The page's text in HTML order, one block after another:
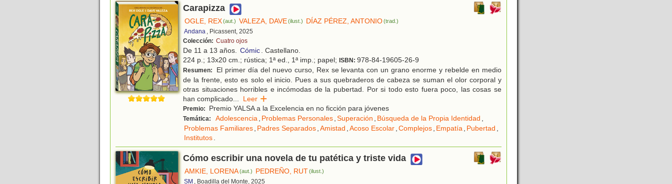
Carapizza
OGLE, REX(aut.) VALEZA, DAVE(ilust.) DÍAZ PÉREZ, ANTONIO (trad.)
Andana , Picassent, 2025
Colección: Cuatro ojos
De 11 a 13 años. Cómic. Castellano.
224 p.; 13x20 cm.; rústica; 1ª ed., 1ª imp.; papel; ISBN: 978-84-19605-26-9
Resumen:
El primer día del nuevo curso, Rex se levanta con un grano enorme y rebelde en medio
de la frente, esto es solo el inicio. Pues a sus quebraderos de cabeza se suman el olor corporal y
otras situaciones horribles e incómodas de la pubertad. Por si todo esto fuera poco, las cosas se
han complicado... Leer
Premio: Premio YALSA a la Excelencia en no ficción para jóvenes
Temática: Adolescencia, Problemas Personales,Superación , Búsqueda de la Propia Identidad ,
Problemas Familiares, Padres Separados,Amistad ,Acoso Escolar,Complejos, Empatía, Pubertad ,
Institutos.
Cómo escribir una novela de tu patética y triste vida
AMKIE, LORENA(aut.) PEDREÑO, RUT(ilust.)
SM , Boadilla del Monte, 2025